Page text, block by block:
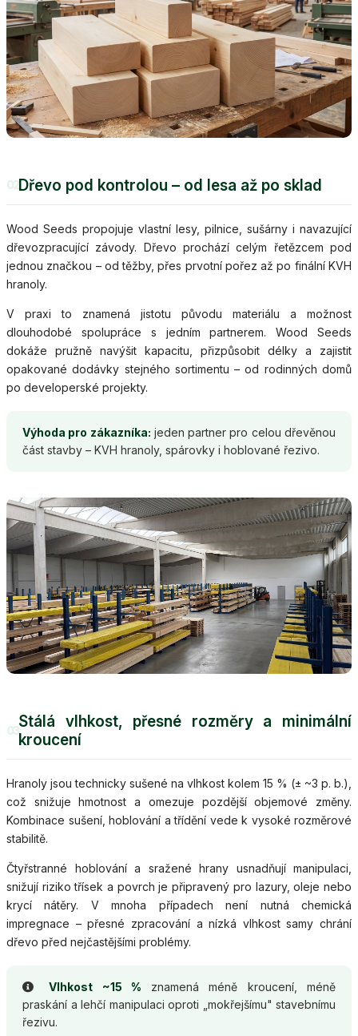
02Dřevo pod kontrolou – od lesa až po sklad
Wood Seeds propojuje vlastní lesy, pilnice, sušárny i navazující
dřevozpracující závody. Dřevo prochází celým řetězcem pod
jednou značkou – od těžby, přes prvotní pořez až po finální KVH
hranoly.
V praxi to znamená jistotu původu materiálu a možnost
dlouhodobé spolupráce s jedním partnerem. Wood Seeds
dokáže pružně navýšit kapacitu, přizpůsobit délky a zajistit
opakované dodávky stejného sortimentu – od rodinných domů
po developerské projekty.
Výhoda pro zákazníka: jeden partner pro celou dřevěnou
část stavby – KVH hranoly, spárovky i hoblované řezivo.
03Stálá vlhkost, přesné rozměry a minimální
kroucení
Hranoly jsou technicky sušené na vlhkost kolem 15 % (± ~3 p. b.),
což snižuje hmotnost a omezuje pozdější objemové změny.
Kombinace sušení, hoblování a třídění vede k vysoké rozměrové
stabilitě.
Čtyřstranné hoblování a sražené hrany usnadňují manipulaci,
snižují riziko třísek a povrch je připravený pro lazury, oleje nebo
krycí nátěry. V mnoha případech není nutná chemická
impregnace – přesné zpracování a nízká vlhkost samy chrání
dřevo před nejčastějšími problémy.
Vlhkost ~15 % znamená méně kroucení, méně
praskání a lehčí manipulaci oproti „mokřejšímu" stavebnímu
řezivu.